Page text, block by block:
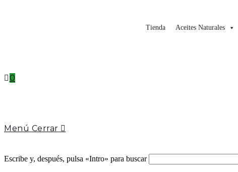
Tienda Aceites Naturales
0
Menú Cerrar
Escribe y, después, pulsa «Intro» para buscar